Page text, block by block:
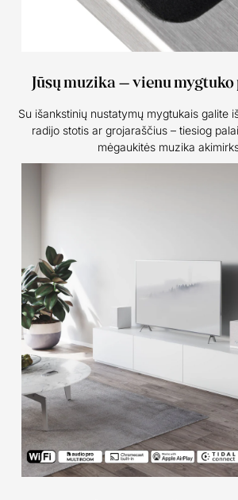
Jūsų muzika – vienu
Su išankstinių nustatymų mygtukais galite
radijo stotis ar grojaraščius – tiesiog
mėgaukitės muzika